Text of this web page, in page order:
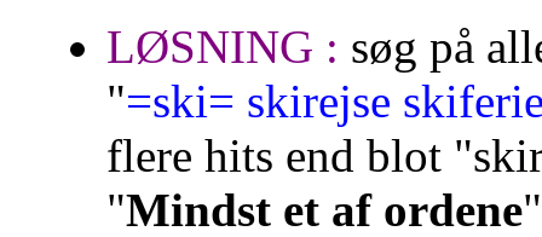
LØSNING : søg på
"=ski= skirejse
flere hits end blot
"Mindst et af ordene"